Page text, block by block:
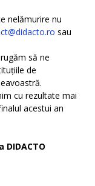
nelămurire nu
sau
să ne
de
cu rezultate mai
acestui an
DIDACTO